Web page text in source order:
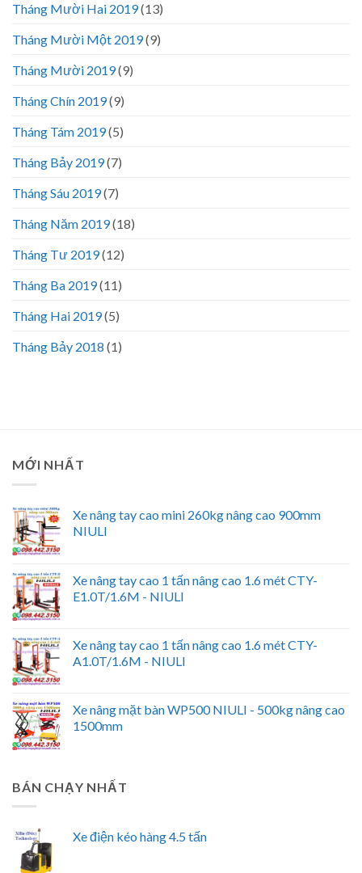
Tháng Mười Hai 2019(13)
Tháng Mười Một 2019(9)
Tháng Mười 2019(9)
Tháng Chín 2019(9)
Tháng Tám 2019(5)
Tháng Bảy 2019(7)
Tháng Sáu 2019(7)
Tháng Năm 2019(18)
Tháng Tư 2019(12)
Tháng Ba 2019(11)
Tháng Hai 2019(5)
Tháng Bảy 2018 (1)
MỚI NHẤT
Xe nâng tay cao mini 260kg nâng cao 900mm
NIULI
Xe nâng tay cao 1 tấn nâng cao 1.6 mét CTY-
E1.0T/1.6M - NIULI
Xe nâng tay cao 1 tấn nâng cao 1.6 mét CTY-
A1.0T/1.6M - NIULI
Xe nâng mặt bàn WP500 NIULI - 500kg nâng cao
1500mm
BÁN CHẠY NHẤT
Xe điện kéo hàng 4.5 tấn